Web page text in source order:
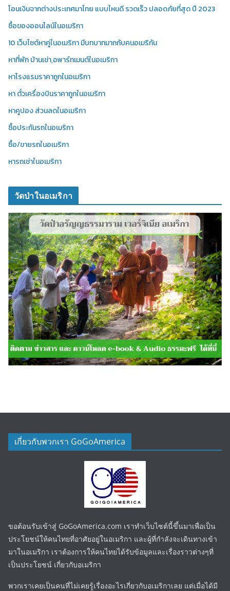
โอนเงินจากต่างประเทศมาไทย แบบไหนดี รวดเร็ว ปลอดภัยที่สุด ปี 2023
ซื้อของออนไลน์ในอเมริกา
10 เว็บไซต์หาคู่ในอเมริกา มีบทบาทมากกับคนอเมริกัน
หาที่พัก บ้านเช่า,อพาร์ทเมนต์ในอเมริกา
หาโรงแรมราคาถูกในอเมริกา
หา ตั๋วเครื่องบินราคาถูกในอเมริกา
หาคูปอง ส่วนลดในอเมริกา
ซื้อประกันรถในอเมริกา
ซื้อ/ขายรถในอเมริกา
หารถเช่าในอเมริกา
วัดป่าในอเมริกา
เกี่ยวกับพวกเรา GoGoAmerica
ขอต้อนรับเข้าสู่ GoGoAmerica.com เราทำเว็บไซต์นี้ขึ้นมาเพื่อเป็น
ประโยชน์ให้คนไทยที่อาศัยอยู่ในอเมริกา และผู้ที่กำลังจะเดินทางเข้า
มาในอเมริกา เราต้องการให้คนไทยได้รับข้อมูลและเรื่องราวต่างๆที่
เป็นประโยชน์ เกี่ยวกับอเมริกา
พวกเราเคยเป็นคนที่ไม่เคยรู้เรื่องอะไรเกี่ยวกับอเมริกาเลย แต่เมื่อได้มี